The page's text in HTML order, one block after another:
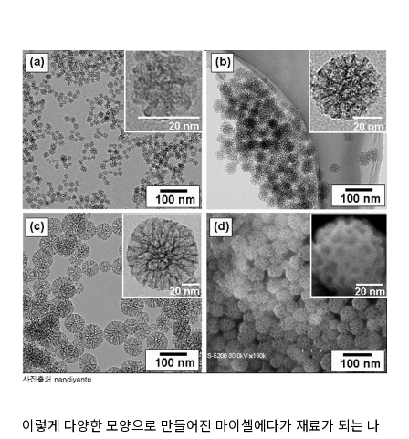
이렇게 다양한 모양으로 만들어진 마이셀에다가 재료가 되는 나